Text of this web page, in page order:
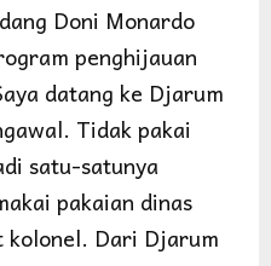
Doni Monardo
penghijauan
datang ke Djarum
Tidak pakai
satu-satunya
pakaian dinas
Dari Djarum